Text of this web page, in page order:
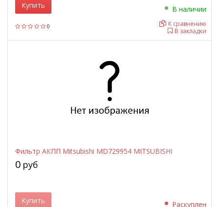
0
В наличии
В закладки
К сравнению
Купить
Фильтр АКПП Mitsubishi MD729954 MITSUBISHI
0 руб
Раскуплен
Купить